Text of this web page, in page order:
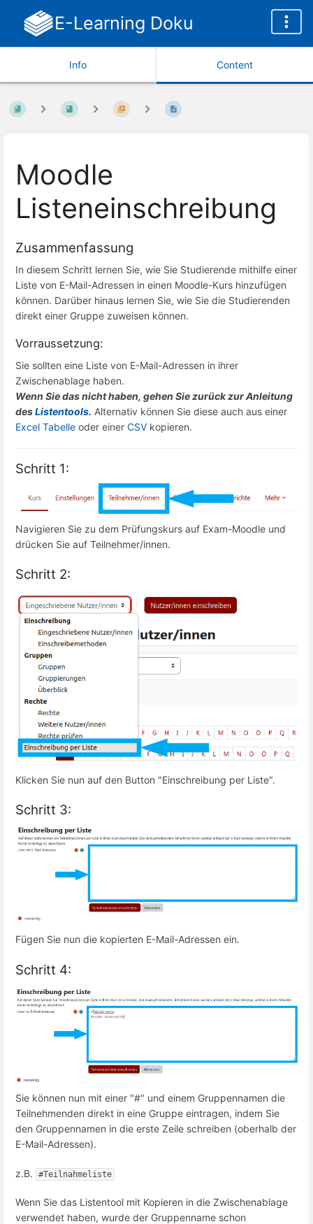
E-Learning Doku
Info Content
Moodle
Listeneinschreibung
Zusammenfassung
In diesem Schritt lernen Sie, wie Sie Studierende mithilfe einer
Liste von E-Mail-Adressen in einen Moodle-Kurs hinzufügen
können. Darüber hinaus lernen Sie, wie Sie die Studierenden
direkt einer Gruppe zuweisen können.
Vorraussetzung:
Sie sollten eine Liste von E-Mail-Adressen in ihrer
Zwischenablage haben.
Wenn Sie das nicht haben, gehen Sie zurück zur Anleitung
desListentools. Alternativ können Sie diese auch aus einer
Excel Tabelle oder einer CSV kopieren.
Schritt 1:
Navigieren Sie zu dem Prüfungskurs auf Exam-Moodle und
drücken Sie auf Teilnehmer/innen.
Schritt 2:
Klicken Sie nun auf den Button "Einschreibung per Liste".
Schritt 3:
Fügen Sie nun die kopierten E-Mail-Adressen ein.
Schritt 4:
Sie können nun mit einer "#" und einem Gruppennamen die
Teilnehmenden direkt in eine Gruppe eintragen, indem Sie
den Gruppennamen in die erste Zeile schreiben (oberhalb der
E-Mail-Adressen).
z.B. #Teilnahmeliste
Wenn Sie das Listentool mit Kopieren in die Zwischenablage
verwendet haben, wurde der Gruppenname schon